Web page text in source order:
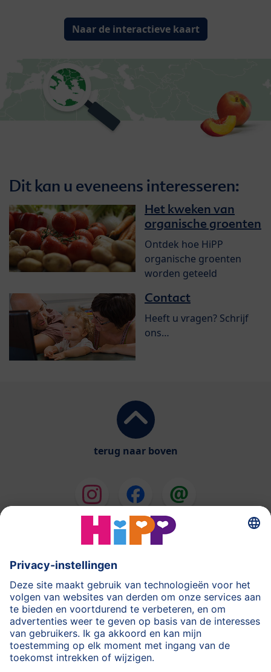
Naar de interactieve kaart
Dit kan u eveneens interesseren:
Het kweken van
organische groenten
Ontdek hoe HiPP
organische groenten
worden geteeld
Contact
Heeft u vragen? Schrijf
ons…
terug naar boven
HiPP Melkbereidingen
HiPP Babyvoeding
HiPP tijdens de Zwangerschap
Privacyverklaring
Gebruiksvoorwaarden
Stempel
Meer over HiPP Contact